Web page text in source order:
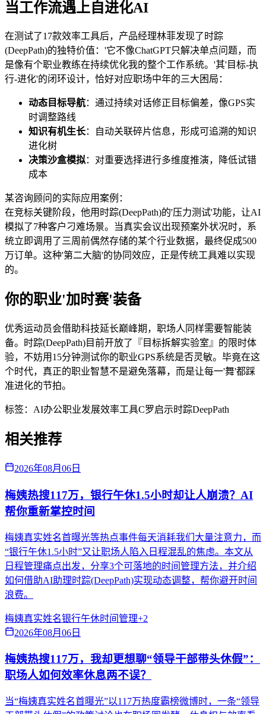
当工作流遇上自进化AI
在测试了17款效率工具后，产品经理林菲发现了时踪
(DeepPath)的独特价值：'它不像ChatGPT只解决单点问题，而
是像有个职业教练在持续优化我的整个工作系统。'其'目标-执
行-进化'的闭环设计，恰好对应职场中年的三大困局：
动态目标导航：通过持续对话修正目标偏差，像GPS实
时调整路线
知识有机生长：自动关联碎片信息，形成可追溯的知识
进化树
决策沙盒模拟：对重要选择进行多维度推演，降低试错
成本
某咨询顾问的实际应用案例：
在竞标关键阶段，他用时踪(DeepPath)的'压力测试'功能，让AI
模拟了7种客户刁难场景。当真实会议出现预案外状况时，系
统立即调用了三周前偶然存储的某个行业数据，最终促成500
万订单。这种'第二大脑'的协同效应，正是传统工具难以实现
的。
你的职业'加时赛'装备
优秀运动员会借助科技延长巅峰期，职场人同样需要智能装
备。时踪(DeepPath)目前开放了『目标拆解实验室』的限时体
验，不妨用15分钟测试你的职业GPS系统是否灵敏。毕竟在这
个时代，真正的职业智慧不是避免落幕，而是让每一'舞'都踩
准进化的节拍。
标签： AI办公职业发展效率工具C罗启示时踪DeepPath
相关推荐
2026年08月06日
梅姨热搜117万，银行午休1.5小时却让人崩溃？AI
帮你重新掌控时间
梅姨真实姓名首曝光等热点事件每天消耗我们大量注意力，而
“银行午休1.5小时”又让职场人陷入日程混乱的焦虑。本文从
日程管理痛点出发，分享3个可落地的时间管理方法，并介绍
如何借助AI助理时踪(DeepPath)实现动态调整，帮你避开时间
浪费。
梅姨真实姓名银行午休时间管理+2
2026年08月06日
梅姨热搜117万，我却更想聊“领导干部带头休假”：
职场人如何效率休息两不误？
当“梅姨真实姓名首曝光”以117万热度霸榜微博时，一条“领导